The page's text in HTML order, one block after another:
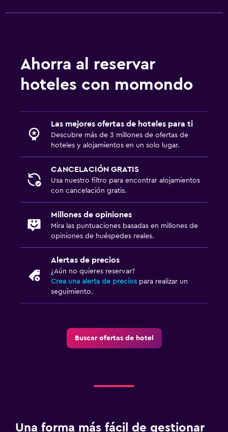
Ahorra al reservar
hoteles con momondo
Las mejores ofertas de hoteles para ti
Descubre más de 3 millones de ofertas de
hoteles y alojamientos en un solo lugar.
CANCELACIÓN GRATIS
Usa nuestro filtro para encontrar alojamientos
con cancelación gratis.
Millones de opiniones
Mira las puntuaciones basadas en millones de
opiniones de huéspedes reales.
Alertas de precios
¿Aún no quieres reservar?
Crea una alerta de precios para realizar un
seguimiento.
Buscar ofertas de hotel
Una forma más fácil de gestionar